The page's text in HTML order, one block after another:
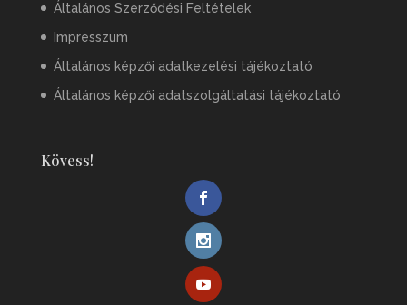
Általános Szerződési Feltételek
Impresszum
Általános képzői adatkezelési tájékoztató
Általános képzői adatszolgáltatási tájékoztató
Kövess!